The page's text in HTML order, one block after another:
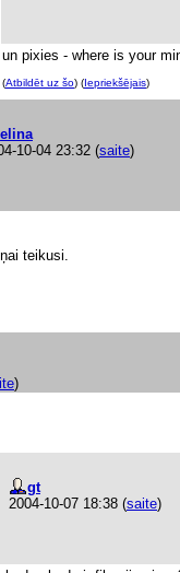
un pixies - where is your
(Atbildēt uz šo) (Iepriekšējais)
elina
10-04 23:32 (saite)
teikusi.
)
gt
2004-10-07 18:38 (saite)